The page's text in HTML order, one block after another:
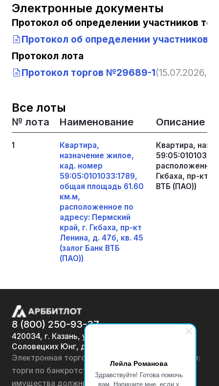
Лейла Романова
Здравствуйте! Готова помочь
вам. Напишите мне, если у
Электронные документы
Протокол об определении участников
Протокол об определении участников
Протокол лота
Протокол торгов №29689-1(15.07.2026,
Все лоты
№ лота Наименование Описание
1
Квартира,
назначение жилое,
кад. номер
59:05:0101033:1789,
общая площадь 61.60
км.м,
расположенное по
адресу: Пермский
край, г. Гкбаха, пр-кт
Ленина, д. 47б, кв. 45
(залог Банк ВТБ
(ПАО))
Квартира,
Гкбаха, пр-кт
ВТБ (ПАО))
8 (800) 250-93-37
420034, г. Казань, ул.
Соловецких Юнг, д. 7
Электронная торговая площадка «АРББИТЛОТ»:
торги по банкротству, лоты по продаже
имущества должников физических лиц и